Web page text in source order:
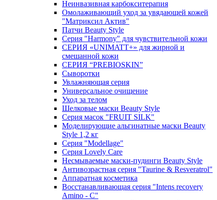
Неинвазивная карбокситерапия
Омолаживающий уход за увядающей кожей
"Матриксил Актив"
Патчи Beauty Style
Серия "Harmony" для чувствительной кожи
СЕРИЯ «UNIMATT+» для жирной и
смешанной кожи
СЕРИЯ “PREBIOSKIN”
Сыворотки
Увлажняющая серия
Универсальное очищение
Уход за телом
Шелковые маски Beauty Style
Серия масок "FRUIT SILK"
Моделирующие альгинатные маски Beauty
Style 1,2 кг
Серия "Modellage"
Cерия Lovely Care
Несмываемые маски-пудинги Beauty Style
Антивозрастная серия "Taurine & Resveratrol"
Аппаратная косметика
Восстанавливающая серия "Intens recovery
Amino - C"